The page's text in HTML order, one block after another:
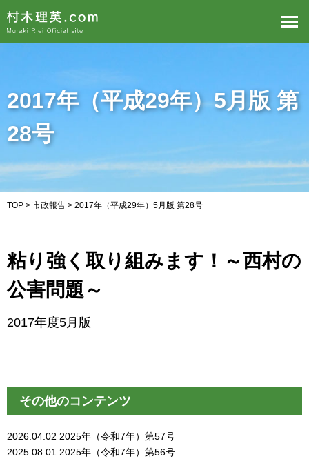
2017年（平成29年）5月版 第
28号
TOP > 市政報告 > 2017年（平成29年）5月版 第28号
粘り強く取り組みます！～西村の
公害問題～
2017年度5月版
その他のコンテンツ
2026.04.02 2025年（令和7年）第57号
2025.08.01 2025年（令和7年）第56号